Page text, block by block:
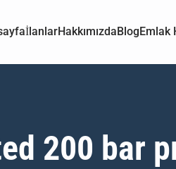
İlanlarHakkımızdaBlogEmlak
200 bar